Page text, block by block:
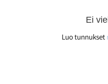
Ei
Luo tunnukset